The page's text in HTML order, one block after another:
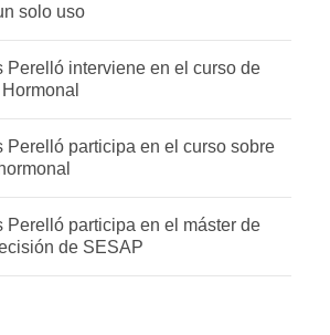
solo uso
Perelló interviene en el curso de
Perelló participa en el curso sobre
Perelló participa en el máster de
de SESAP